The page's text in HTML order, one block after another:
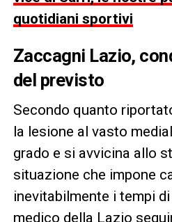
quotidiani sportivi
Zaccagni Lazio,
del previsto
Secondo quanto
la lesione al vasto
grado e si avvicina allo
situazione che impone
inevitabilmente i tempi
medico della Lazio